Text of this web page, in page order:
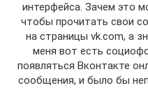
интерфейса. Зачем это
чтобы прочитать свои
на страницы vk.com, а
меня вот есть
появляться Вконтакте
сообщения, и было бы